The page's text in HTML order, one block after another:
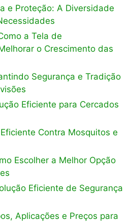
e Proteção: A Diversidade
a Tela de
o Crescimento das
Segurança e Tradição
Eficiente para Cercados
Contra Mosquitos e
Escolher a Melhor Opção
Eficiente de Segurança
Aplicações e Preços para